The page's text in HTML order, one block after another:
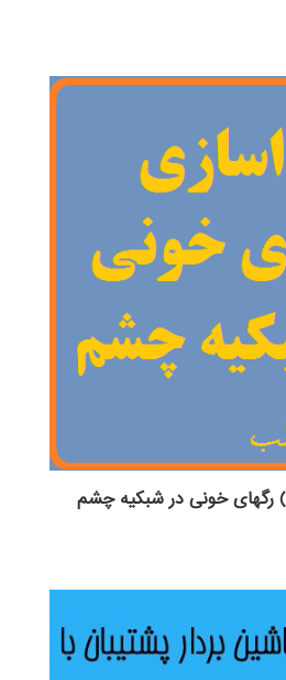
رگهای خونی در شبکیه چشم